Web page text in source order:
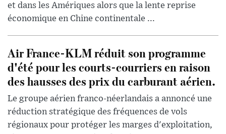
et dans les Amériques alors que la lente reprise
économique en Chine continentale ...
Air France-KLM réduit son programme
d'été pour les courts-courriers en raison
des hausses des prix du carburant aérien.
Le groupe aérien franco-néerlandais a annoncé une
réduction stratégique des fréquences de vols
régionaux pour protéger les marges d'exploitation,